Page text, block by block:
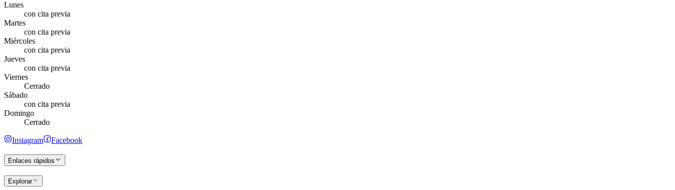
Lunes
con cita previa
Martes
con cita previa
Miércoles
con cita previa
Jueves
con cita previa
Viernes
Cerrado
Sábado
con cita previa
Domingo
Cerrado
Instagram Facebook
Enlaces rápidos
Explorar